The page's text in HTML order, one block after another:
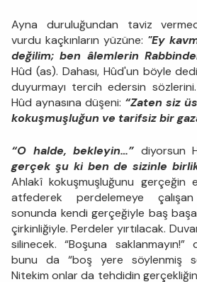
Ayna duruluğundan taviz
vurdu kaçkınların yüzüne: "Ey
değilim; ben âlemlerin
Hûd (as). Dahası, Hûd'un böyle
duyurmayı tercih edersin
Hûd aynasına düşeni: “Zaten siz
kokuşmuşluğun ve tarifsiz bir
“O halde, bekleyin…” diyorsun
gerçek şu ki ben de sizinle
Ahlakî kokuşmuşluğunu gerçeğin
atfederek perdelemeye
sonunda kendi gerçeğiyle baş
çirkinliğiyle. Perdeler yırtılacak.
silinecek. “Boşuna
bunu da “boş yere söylenmiş
Nitekim onlar da tehdidin